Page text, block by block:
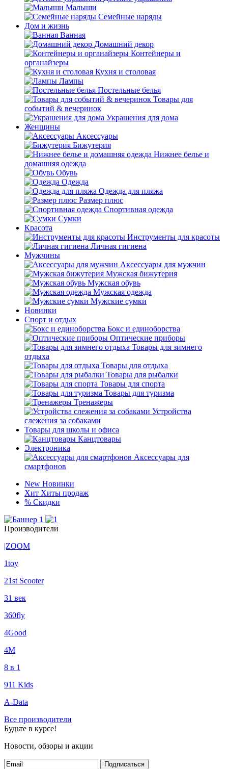
Малыши
Семейные наряды
Дом и жизнь
Ванная
Домашний декор
Контейнеры и
органайзеры
Кухня и столовая
Лампы
Постельные белья
Товары для
событий & вечеринок
Украшения для дома
Женщины
Аксессуары
Бижутерия
Нижнее белье и
домашняя одежда
Обувь
Одежда
Одежда для пляжа
Размер плюс
Спортивная одежда
Сумки
Красота
Инструменты для красоты
Личная гигиена
Мужчины
Аксессуары для мужчин
Мужская бижутерия
Мужская обувь
Мужская одежда
Мужские сумки
Новинки
Спорт и отдых
Бокс и единоборства
Оптические приборы
Товары для зимнего
отдыха
Товары для отдыха
Товары для рыбалки
Товары для спорта
Товары для туризма
Тренажеры
Устройства
слежения за собаками
Товары для школы и офиса
Канцтовары
Электроника
Аксессуары для
смартфонов
New Новинки
Хит Хиты продаж
% Скидки
Производители
|ZOOM
1toy
21st Scooter
31 век
360fly
4Good
4М
8 в 1
911 Kids
A-Data
Все производители
Будьте в курсе!
Новости, обзоры и акции
Подписаться